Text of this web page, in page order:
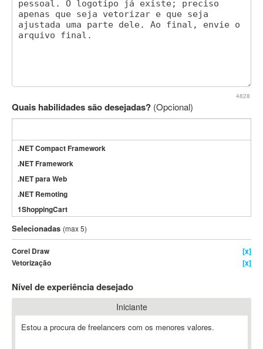
4828
Quais habilidades são desejadas? (Opcional)
.NET Compact Framework
.NET Framework
.NET para Web
.NET Remoting
1ShoppingCart
3DS Max
3GSM
4D Dimension
802.11
A&P
A-GPS
A2Billing
AAUS Scientific Diver
Selecionadas (max 5)
Corel Draw
[x]
Vetorização
[x]
Nível de experiência desejado
Iniciante
Estou a procura de freelancers com os menores valores.